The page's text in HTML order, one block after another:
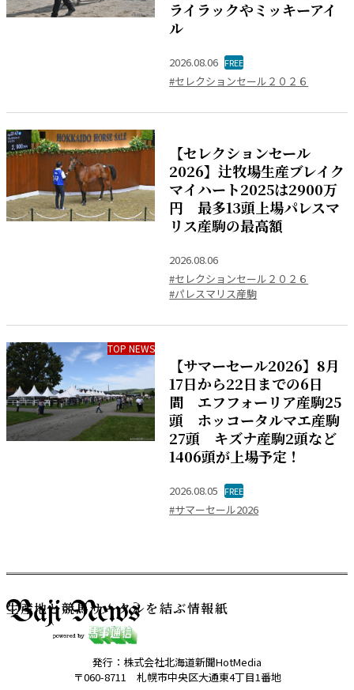
ライラックやミッキーアイ
ル
2026.08.06 FREE
#セレクションセール２０２６
【セレクションセール
2026】辻牧場生産ブレイク
マイハート2025は2900万
円 最多13頭上場パレスマ
リス産駒の最高額
2026.08.06
#セレクションセール２０２６
#パレスマリス産駒
TOP NEWS
【サマーセール2026】8月
17日から22日までの6日
間 エフフォーリア産駒25
頭 ホッコータルマエ産駒
27頭 キズナ産駒2頭など
1406頭が上場予定！
2026.08.05 FREE
#サマーセール2026
生産地と競馬サークルを結ぶ情報紙
発行：株式会社北海道新聞HotMedia
〒060-8711 札幌市中央区大通東4丁目1番地